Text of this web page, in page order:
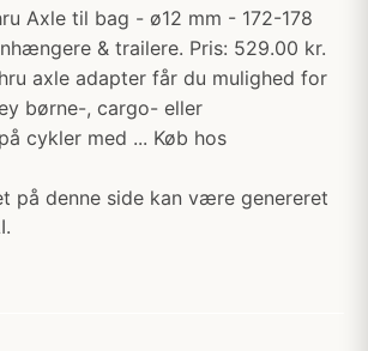
Axle til bag - ø12 mm - 172-178
& trailere. Pris: 529.00 kr.
axle adapter får du mulighed for
børne-, cargo- eller
cykler med ... Køb hos
på denne side kan være genereret